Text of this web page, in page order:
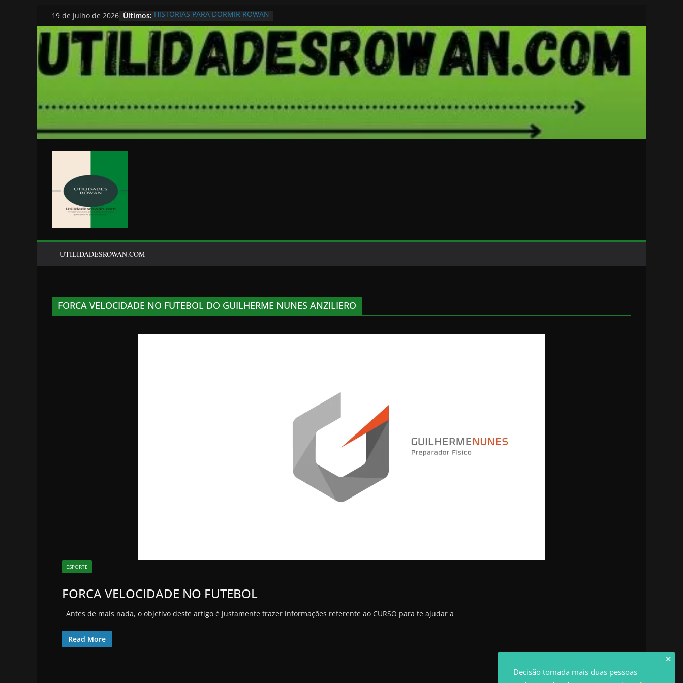
Pular
para
o
conteúdo
19 de julho de 2026 Últimos: HISTORIAS PARA DORMIR ROWAN
UTILIDADESROWAN.COM
FORCA VELOCIDADE NO FUTEBOL DO GUILHERME NUNES ANZILIERO
ESPORTE
FORCA VELOCIDADE NO FUTEBOL
Antes de mais nada, o objetivo deste artigo é justamente trazer informações referente ao CURSO para te ajudar a
Read More
✕
Decisão tomada mais duas pessoas